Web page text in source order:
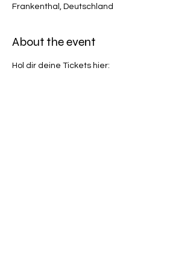
Frankenthal, Deutschland
About the event
Hol dir deine Tickets hier: